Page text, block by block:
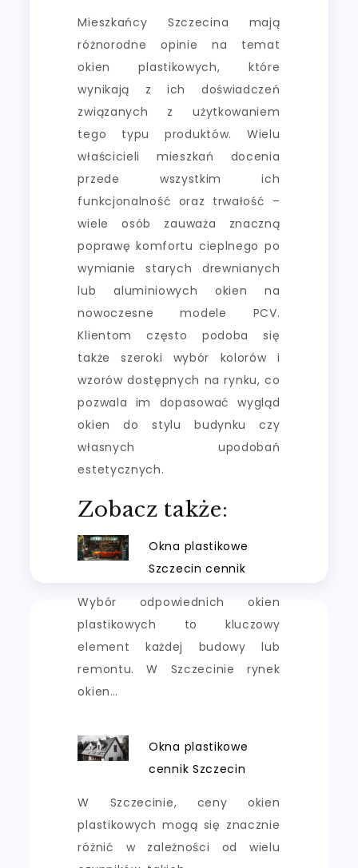
Mieszkańcy Szczecina mają
różnorodne opinie na temat
okien plastikowych, które
wynikają z ich doświadczeń
związanych z użytkowaniem
tego typu produktów. Wielu
właścicieli mieszkań docenia
przede wszystkim ich
funkcjonalność oraz trwałość –
wiele osób zauważa znaczną
poprawę komfortu cieplnego po
wymianie starych drewnianych
lub aluminiowych okien na
nowoczesne modele PCV.
Klientom często podoba się
także szeroki wybór kolorów i
wzorów dostępnych na rynku, co
pozwala im dopasować wygląd
okien do stylu budynku czy
własnych upodobań
estetycznych.
Zobacz także:
Okna plastikowe
Szczecin cennik
Wybór odpowiednich okien
plastikowych to kluczowy
element każdej budowy lub
remontu. W Szczecinie rynek
okien…
Okna plastikowe
cennik Szczecin
W Szczecinie, ceny okien
plastikowych mogą się znacznie
różnić w zależności od wielu